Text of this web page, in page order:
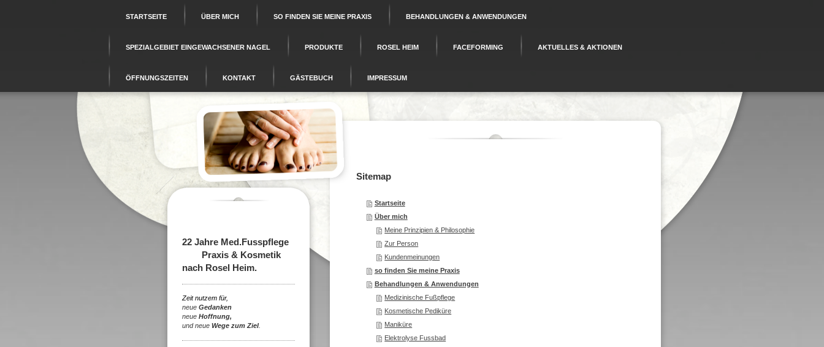
STARTSEITE ÜBER MICH SO FINDEN SIE MEINE PRAXIS BEHANDLUNGEN & ANWENDUNGEN
SPEZIALGEBIET EINGEWACHSENER NAGEL PRODUKTE ROSEL HEIM FACEFORMING AKTUELLES & AKTIONEN
ÖFFNUNGSZEITEN KONTAKT GÄSTEBUCH IMPRESSUM
22 Jahre Med.Fusspflege
Praxis & Kosmetik
nach Rosel Heim.
Zeit nutzem für,
neue Gedanken
neue Hoffnung,
und neue Wege zum Ziel.
Sitemap
Startseite
Über mich
Meine Prinzipien & Philosophie
Zur Person
Kundenmeinungen
so finden Sie meine Praxis
Behandlungen & Anwendungen
Medizinische Fußpflege
Kosmetische Pediküre
Maniküre
Elektrolyse Fussbad